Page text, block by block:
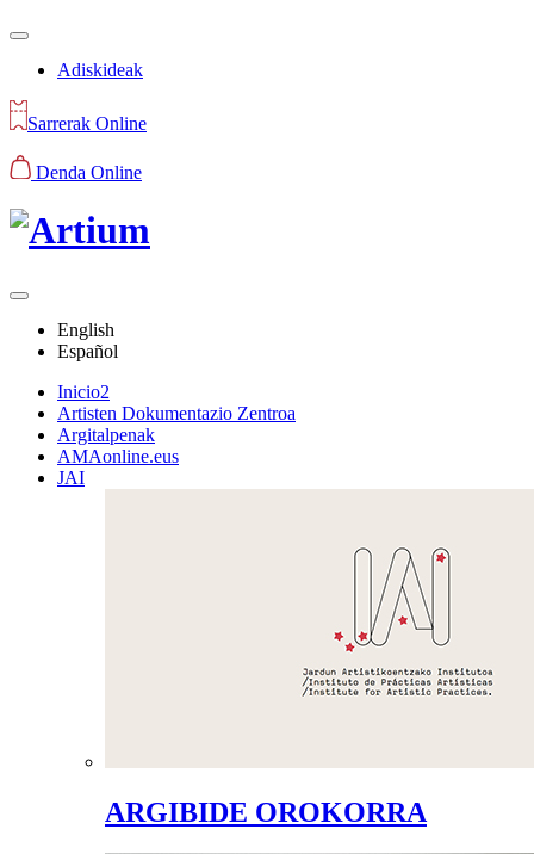
Adiskideak
Sarrerak Online
Denda Online
English
Español
Inicio2
Artisten Dokumentazio Zentroa
Argitalpenak
AMAonline.eus
JAI
ARGIBIDE OROKORRA